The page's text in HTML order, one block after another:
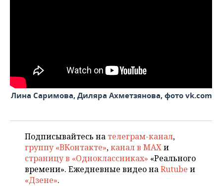
Лина Саримова, Диляра Ахметзянова, фото vk.com
Подписывайтесь на телеграм-канал,
группу «ВКонтакте»,канал в MAXи
страницу в «Одноклассниках» «Реального
времени». Ежедневные видео наRutube и
«Дзене».